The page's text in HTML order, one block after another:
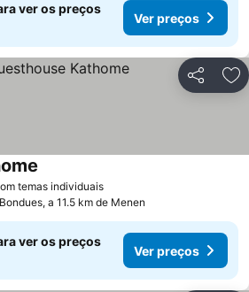
ver os preços
Ver preços
Partilhar
temas individuaisVer preços
Bondues, a 11.5 km de Menen
ver os preços
Ver preços